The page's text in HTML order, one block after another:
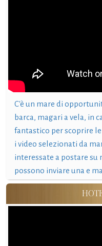
C'è un mare di
barca, magari a vela, in
fantastico per scoprire
i video selezionati da
interessate a postare
possono inviare una e